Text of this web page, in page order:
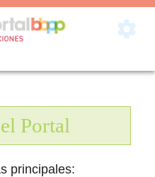

Portal
principales: